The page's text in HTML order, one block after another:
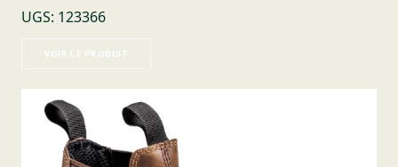
UGS: 123366
VOIR LE PRODUIT